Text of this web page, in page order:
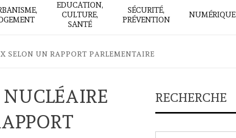
EDUCATION,
CULTURE,
SANTÉ
SÉCURITÉ,
PRÉVENTION
NUMÉRIQUE
SELON UN RAPPORT PARLEMENTAIRE
NUCLÉAIRE
RECHERCHE